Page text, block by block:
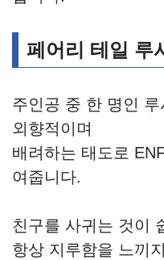
페어리 테일 루
주인공 중 한 명인
외향적이며
배려하는 태도로
여줍니다.
친구를 사귀는 것이
항상 지루함을 느끼